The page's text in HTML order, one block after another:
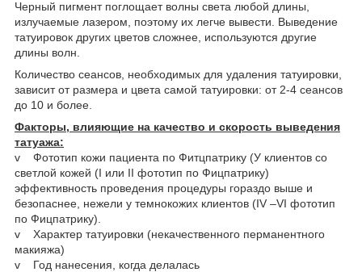
Черный пигмент поглощает волны света любой длины,
излучаемые лазером, поэтому их легче вывести. Выведение
татуировок других цветов сложнее, используются другие
длины волн.
Количество сеансов, необходимых для удаления татуировки,
зависит от размера и цвета самой татуировки: от 2-4 сеансов
до 10 и более.
Факторы, влияющие на качество и скорость выведения
татуажа:
v Фототип кожи пациента по Фитцпатрику (У клиентов со
светлой кожей (I или II фототип по Фицпатрику)
эффективность проведения процедуры гораздо выше и
безопаснее, нежели у темнокожих клиентов (IV –VI фототип
по Фицпатрику).
v Характер татуировки (некачественного перманентного
макияжа)
v Год нанесения, когда делалась